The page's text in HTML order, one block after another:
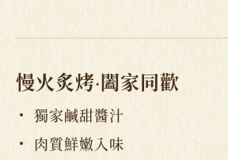
慢火炙烤‧闔家同歡
獨家鹹甜醬汁
肉質鮮嫩入味